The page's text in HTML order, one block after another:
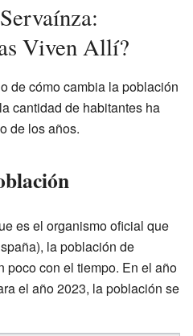
Viven Allí?
de cómo cambia la población
cantidad de habitantes ha
de los años.
es el organismo oficial que
la población de
poco con el tiempo. En el año
el año 2023, la población se